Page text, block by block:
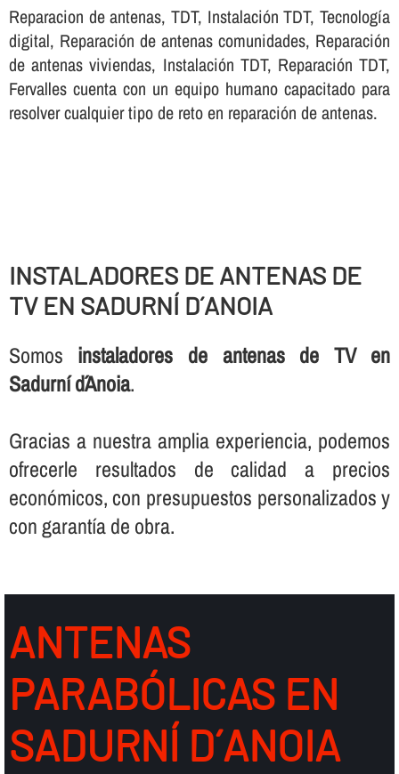
Reparacion de antenas, TDT, Instalación TDT, Tecnologí­a
digital, Reparación de antenas comunidades, Reparación
de antenas viviendas, Instalación TDT, Reparación TDT,
Fervalles cuenta con un equipo humano capacitado para
resolver cualquier tipo de reto en reparación de antenas.
INSTALADORES DE ANTENAS DE
TV EN SADURNÍ D´ANOIA
Somos instaladores de antenas de TV en
Sadurní d´Anoia.
Gracias a nuestra amplia experiencia, podemos
ofrecerle resultados de calidad a precios
económicos, con presupuestos personalizados y
con garantí­a de obra.
ANTENAS
PARABÓLICAS EN
SADURNÍ D´ANOIA